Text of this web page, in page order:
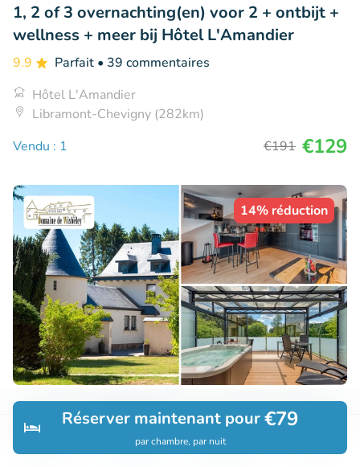
Rechercher Réservations
Réserver maintenant pour€79
par chambre, par nuit
1, 2 of 3 overnachting(en) voor 2 + ontbijt +
wellness + meer bij Hôtel L'Amandier
9.9 Parfait • 39 commentaires
Hôtel L'Amandier
Libramont-Chevigny (282km)
Vendu : 1
€191 €129
14% réduction
1 of 2 overnachtingen voor 2 tot 8 personen
+ een fles champagne in de Ardennen
10 Parfait• 5 commentaires